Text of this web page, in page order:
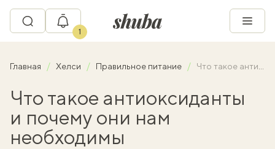
1
Главная Хелси Правильное питание Что такое антиоксиданты и почему они нам необходимы
Что такое антиоксиданты
и почему они нам
необходимы